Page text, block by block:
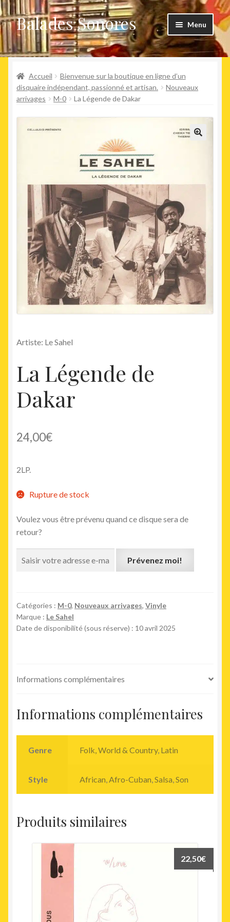
Aller
à
la
navigation
Aller
au
contenu
Balades Sonores Menu
Boutique
Nouveaux arrivages
le
Précommandes
Agenda
Accueil
Bienvenue sur la boutique en ligne d’un
disquaire indépendant, passionné et artisan.
Nouveaux
arrivages
M-0 La Légende de Dakar
Artiste: Le Sahel
La Légende de
Dakar
24,00€
2LP.
Rupture de stock
Voulez vous être prévenu quand ce disque sera de
retour?
Prévenez moi!
Catégories : M-0, Nouveaux arrivages, Vinyle
Marque : Le Sahel
Date de disponibilité (sous réserve) : 10 avril 2025
Informations complémentaires
Informations complémentaires
Genre Folk, World & Country, Latin
Style African Afro-Cuban Salsa Son
Produits similaires
22,50€